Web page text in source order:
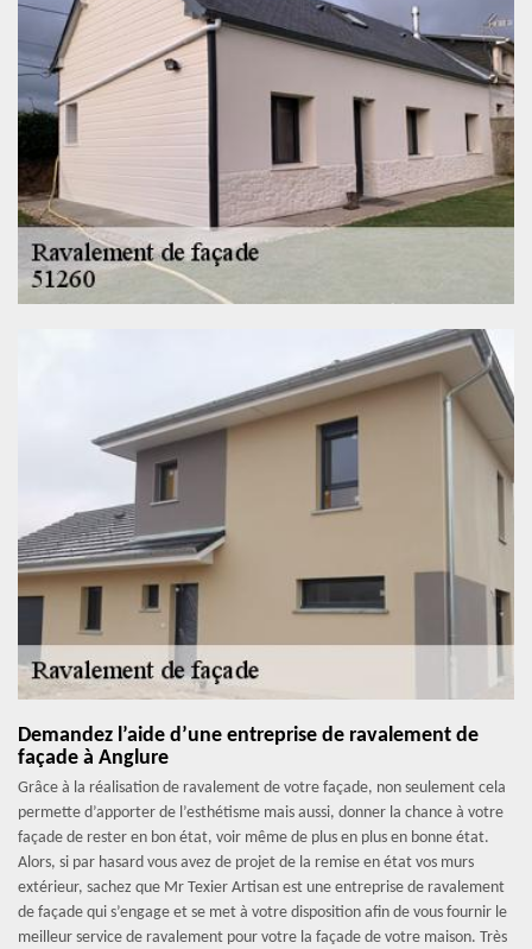
Demandez l’aide d’une entreprise de ravalement de
façade à Anglure
Grâce à la réalisation de ravalement de votre façade, non seulement cela
permette d’apporter de l’esthétisme mais aussi, donner la chance à votre
façade de rester en bon état, voir même de plus en plus en bonne état.
Alors, si par hasard vous avez de projet de la remise en état vos murs
extérieur, sachez que Mr Texier Artisan est une entreprise de ravalement
de façade qui s’engage et se met à votre disposition afin de vous fournir le
meilleur service de ravalement pour votre la façade de votre maison. Très